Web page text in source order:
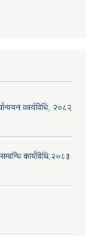
कार्यविधि, २०८२
कार्यविधि,२०८३